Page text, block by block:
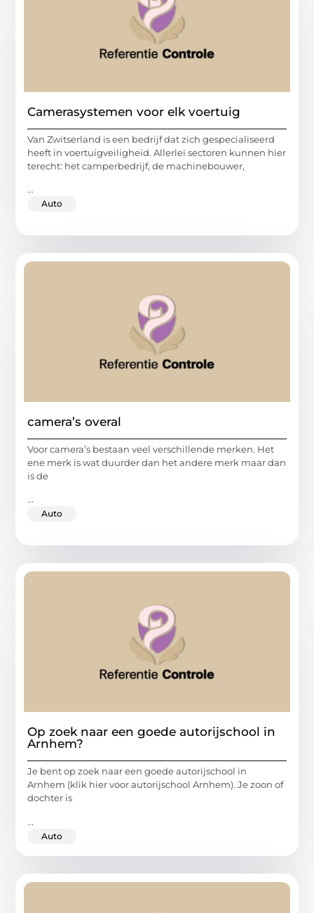
Camerasystemen voor elk voertuig
Van Zwitserland is een bedrijf dat zich gespecialiseerd
heeft in voertuigveiligheid. Allerlei sectoren kunnen hier
terecht: het camperbedrijf, de machinebouwer,
...
Auto
camera’s overal
Voor camera’s bestaan veel verschillende merken. Het
ene merk is wat duurder dan het andere merk maar dan
is de
...
Auto
Op zoek naar een goede autorijschool in
Arnhem?
Je bent op zoek naar een goede autorijschool in
Arnhem (klik hier voor autorijschool Arnhem). Je zoon of
dochter is
...
Auto